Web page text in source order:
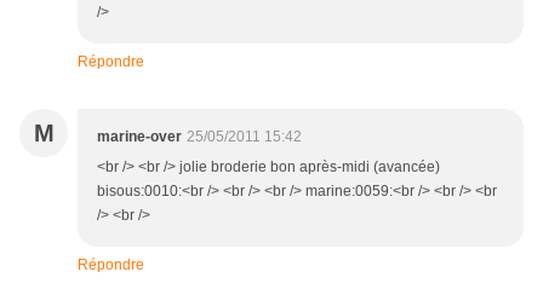
/>
Répondre
M marine-over 25/05/2011 15:42
<br /> <br /> jolie broderie bon après-midi (avancée)
bisous:0010:<br /> <br /> <br /> marine:0059:<br /> <br /> <br
/> <br />
Répondre